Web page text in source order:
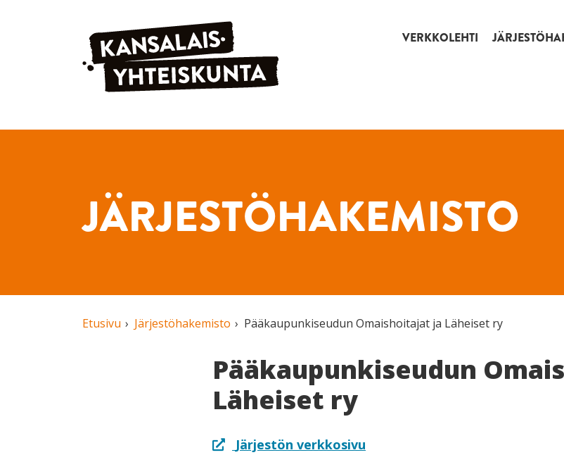
Siirry sisältöön VERKKOLEHTI
JÄRJESTÖHAKEMISTO
Etusivu Järjestöhakemisto Pääkaupunkiseudun Omaishoitajat ja Läheiset ry
Pääkaupunkiseudun
Läheiset ry
Järjestön verkkosivu